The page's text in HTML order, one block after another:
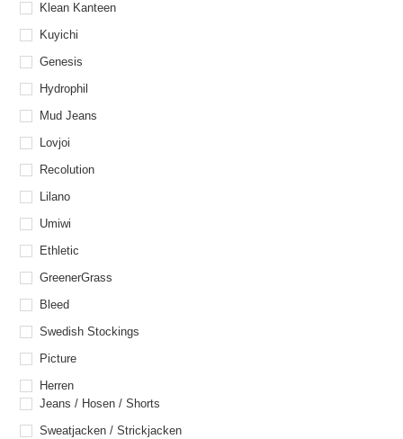
Klean Kanteen
Kuyichi
Genesis
Hydrophil
Mud Jeans
Lovjoi
Recolution
Lilano
Umiwi
Ethletic
GreenerGrass
Bleed
Swedish Stockings
Picture
Herren
Jeans / Hosen / Shorts
Sweatjacken / Strickjacken